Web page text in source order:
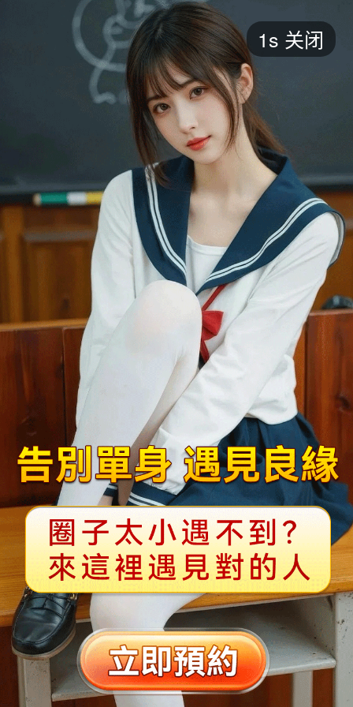
短剧
最热 添加 评分
都市 甜宠 逆袭 玄幻
2025 2024 2023 2022
全部 大陆 香港 台湾 美国 韩国 日本
1s 关闭